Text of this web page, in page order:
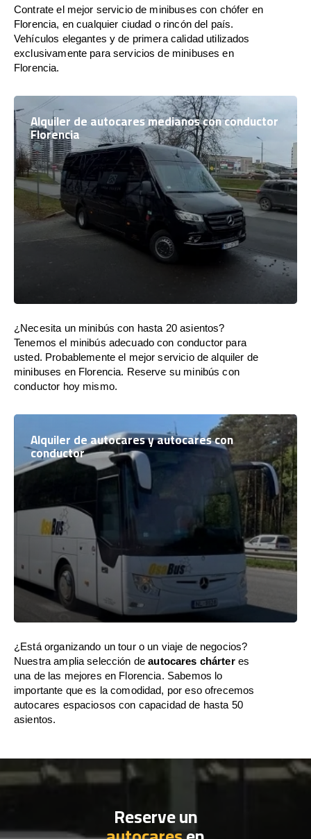
Contrate el mejor servicio de minibuses con chófer en
Florencia, en cualquier ciudad o rincón del país.
Vehículos elegantes y de primera calidad utilizados
exclusivamente para servicios de minibuses en
Florencia.
Alquiler de autocares medianos con conductor
Florencia
¿Necesita un minibús con hasta 20 asientos?
Tenemos el minibús adecuado con conductor para
usted. Probablemente el mejor servicio de alquiler de
minibuses en Florencia. Reserve su minibús con
conductor hoy mismo.
Alquiler de autocares y autocares con
conductor
¿Está organizando un tour o un viaje de negocios?
Nuestra amplia selección deautocares chárteres
una de las mejores en Florencia. Sabemos lo
importante que es la comodidad, por eso ofrecemos
autocares espaciosos con capacidad de hasta 50
asientos.
Reserve un